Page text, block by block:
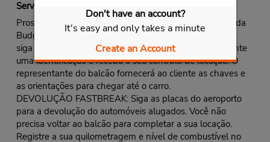
Don't have an account?
It's easy and only takes a minute
Create an Account
Serviço Fastbreak
Prossiga para a fila do balcão Fastbreak/ou fila normal da
Budget, se não houver designação de fila Fastbreak/ou
siga as orientações para o quiosque Fastbreak. Apresente
uma identificação e receba o seu contrato de locação. O
representante do balcão fornecerá ao cliente as chaves e
as orientações para chegar até o carro.
DEVOLUÇÃO FASTBREAK: Siga as placas do aeroporto
para a devolução do automóveis alugados. Você não
precisa voltar ao balcão para completar a sua locação.
Registre a sua quilometragem e nível de combustível no